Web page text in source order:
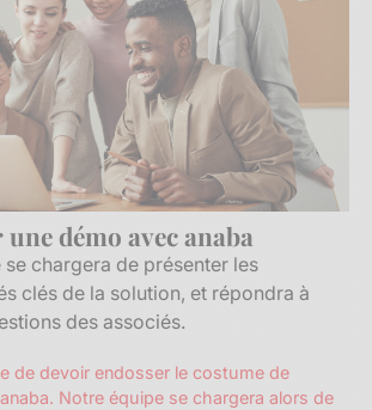
démo avec anaba
chargera de présenter les
clés de la solution, et répondra à
des associés.
de devoir endosser le costume de
Notre équipe se chargera alors de